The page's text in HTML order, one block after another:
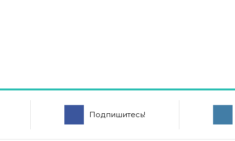
Подпишитесь!